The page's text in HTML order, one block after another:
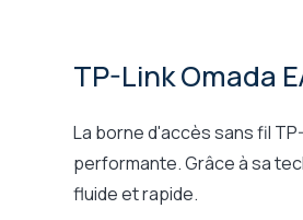
TP-Link Omada
La borne d'accès sans fil
performante. Grâce à sa
fluide et rapide.